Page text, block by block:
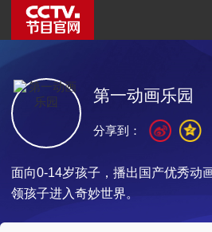
第一动画乐园
面向0-14岁孩子，播出国产优秀动
领孩子进入奇妙世界。
分享到：